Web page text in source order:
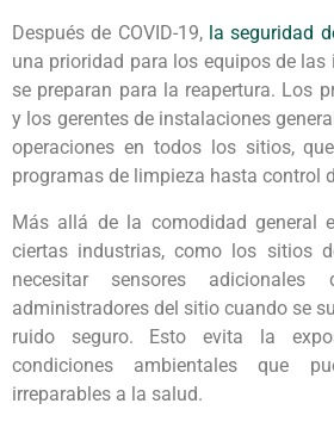
Después de COVID-19, la seguridad
una prioridad para los equipos de
se preparan para la reapertura. Los
y los gerentes de instalaciones
operaciones en todos los sitios,
programas de limpieza hasta control
Más allá de la comodidad general
ciertas industrias, como los sitios
necesitar sensores
administradores del sitio cuando se
ruido seguro. Esto evita la
condiciones ambientales que
irreparables a la salud.